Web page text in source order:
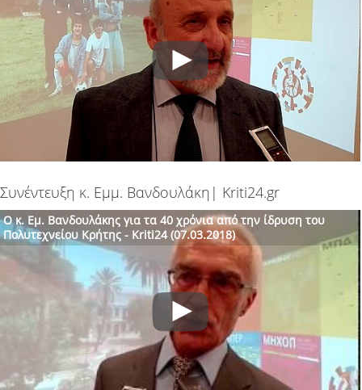
Συνέντευξη κ. Εμμ. Βανδουλάκη| Kriti24.gr
Ο κ. Εμ. Βανδουλάκης για τα 40 χρόνια από την ίδρυση του
Πολυτεχνείου Κρήτης - Kriti24 (07.03.2018)